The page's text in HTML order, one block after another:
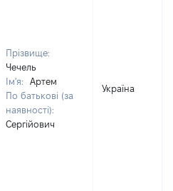
Прізвище:
Чечель
Ім'я:
Артем
По батькові (за
наявності):
Сергійович
Україна